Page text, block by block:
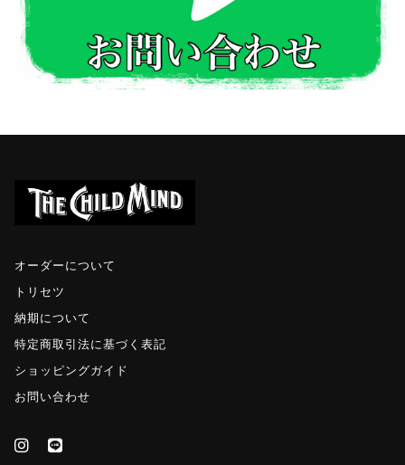
オーダーについて
トリセツ
納期について
特定商取引法に基づく表記
ショッピングガイド
お問い合わせ